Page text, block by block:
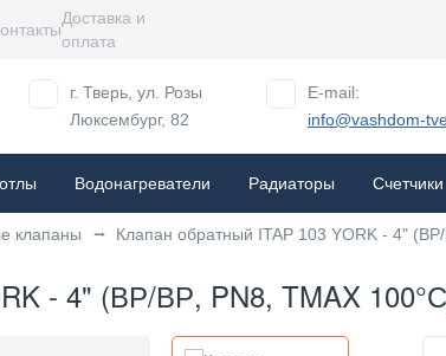
Доставка и
оплата
г. Тверь, ул. Розы
Люксембург, 82
E-mail:
info@vashdom-
Водонагреватели Радиаторы Cчетчики
клапаны Клапан обратный ITAP 103 YORK - 4"
- 4" (ВР/ВР, PN8, TMAX